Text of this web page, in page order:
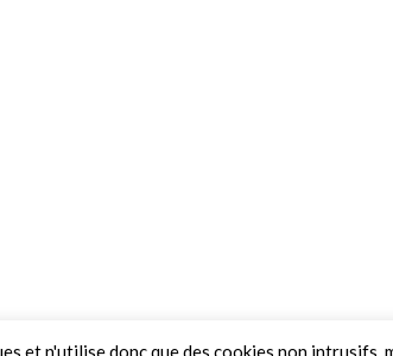
et n'utilise donc que des cookies non